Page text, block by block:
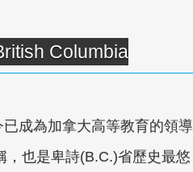
Columbia
成為加拿大高等教育的領導
也是卑詩(B.C.)省歷史最悠